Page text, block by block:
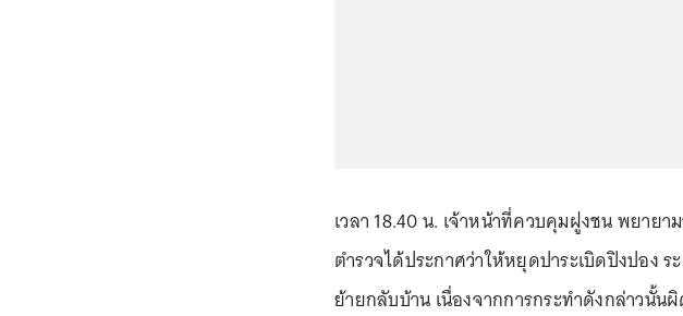
เวลา 18.40 น. เจ้าหน้าที่ควบคุมฝูงชน พยายา
ตำรวจได้ประกาศว่าให้หยุดปาระเบิดปิงปอง
ย้ายกลับบ้าน เนื่องจากการกระทำดังกล่าวนั้น